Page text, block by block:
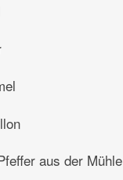
aus der Mühle